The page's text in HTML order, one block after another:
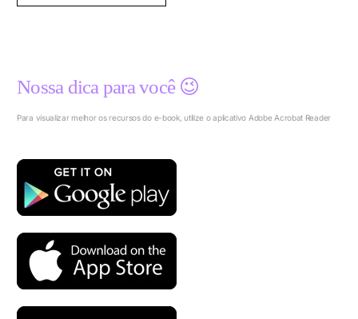
Nossa dica para você 😉
Para visualizar melhor os recursos do e-book, utilize o aplicativo Adobe Acrobat Reader